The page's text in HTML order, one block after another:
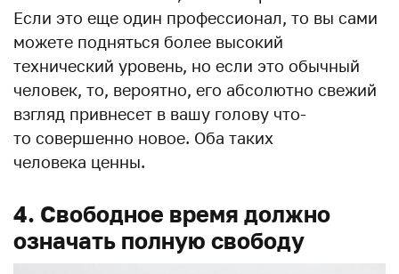
Если это еще один профессионал, то вы сами
можете подняться более высокий
технический уровень, но если это обычный
человек, то, вероятно, его абсолютно свежий
взгляд привнесет в вашу голову что-
то совершенно новое. Оба таких
человека ценны.
4. Свободное время должно
означать полную свободу